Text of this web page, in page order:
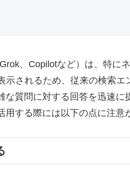
、Copilotなど）は、特に
されるため、従来の検索エ
質問に対する回答を迅速に
する際には以下の点に注意